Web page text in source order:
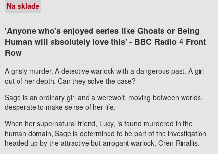
Na sklade
'Anyone who's enjoyed series like Ghosts or Being
Human will absolutely love this' - BBC Radio 4 Front
Row
A grisly murder. A detective warlock with a dangerous past. A girl
out of her depth. Can they solve the case?
Sage is an ordinary girl and a werewolf, moving between worlds,
desperate to make sense of her life.
When her supernatural friend, Lucy, is found murdered in the
human domain, Sage is determined to be part of the investigation
headed up by the attractive but arrogant warlock, Oren Rinallis.